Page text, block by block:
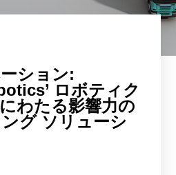
KR
ES
ション:
ロボティク
わたる影響力の
グ ソリューシ